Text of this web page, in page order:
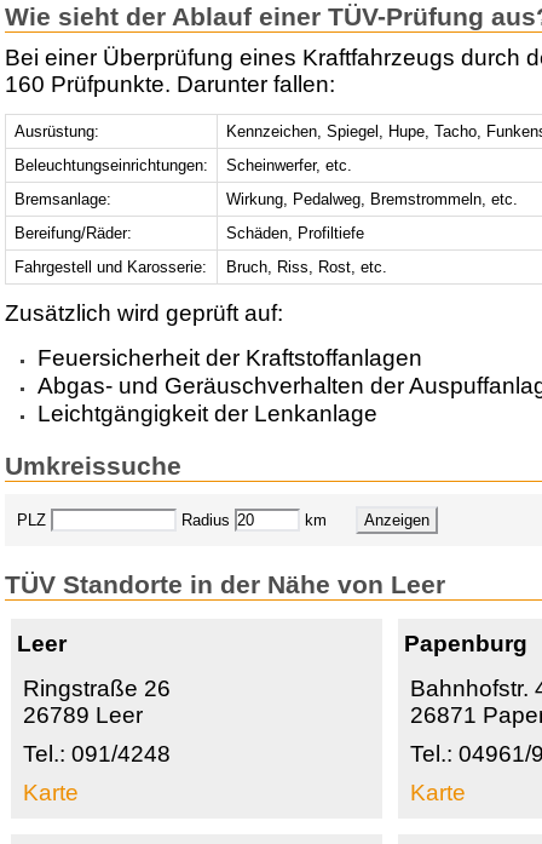
Wie sieht der Ablauf einer TÜV-Prüfung
Bei einer Überprüfung eines Kraftfahrzeugs durch
160 Prüfpunkte. Darunter fallen:
Ausrüstung:
Kennzeichen, Spiegel, Hupe, Tacho,
Beleuchtungseinrichtungen:
Scheinwerfer, etc.
Bremsanlage:
Wirkung, Pedalweg, Bremstrommeln, etc.
Bereifung/Räder:
Schäden, Profiltiefe
Fahrgestell und Karosserie:
Bruch, Riss, Rost, etc.
Zusätzlich wird geprüft auf:
Feuersicherheit der Kraftstoffanlagen
Abgas- und Geräuschverhalten der
Leichtgängigkeit der Lenkanlage
Umkreissuche
PLZ Radius km
TÜV Standorte in der Nähe von Leer
Leer
Ringstraße 26
26789 Leer
Tel.: 091/4248
Karte
Papenburg
Bahnhofstr.
26871
Tel.: 04961/
Karte